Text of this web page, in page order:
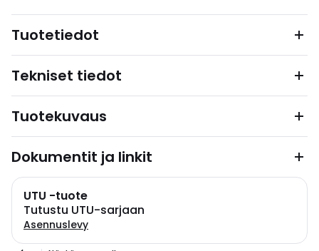
Tuotetiedot
Tekniset tiedot
Tuotekuvaus
Dokumentit ja linkit
UTU -tuote
Tutustu UTU-sarjaan
Asennuslevy